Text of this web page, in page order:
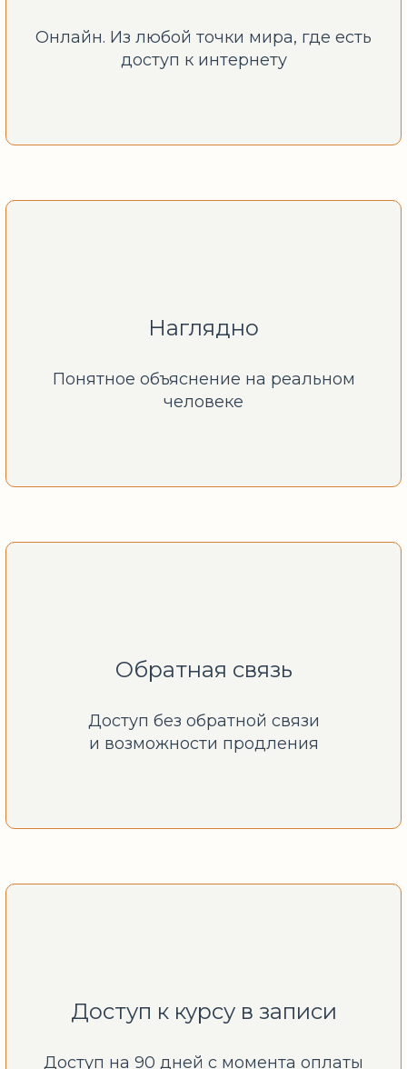
Онлайн. Из любой точки мира, где есть
доступ к интернету
Наглядно
Понятное объяснение на реальном
человеке
Обратная связь
Доступ без обратной связи
и возможности продления
Доступ к курсу в записи
Доступ на 90 дней с момента оплаты